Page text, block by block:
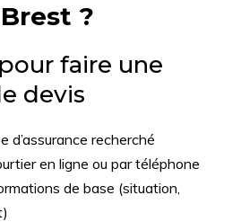
?
faire une
devis
d’assurance recherché
en ligne ou par téléphone
de base (situation,